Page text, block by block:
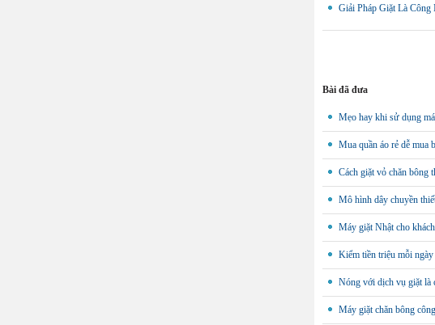
Giải Pháp Giặt Là
Bài đã đưa
Mẹo hay khi sử dụng
Mua quần áo rẻ dễ mua
Cách giặt vỏ chăn bông
Mô hình dây chuyền
Máy giặt Nhật cho
Kiểm tiền triệu mỗi
Nóng với dịch vụ giặt là
Máy giặt chăn bông